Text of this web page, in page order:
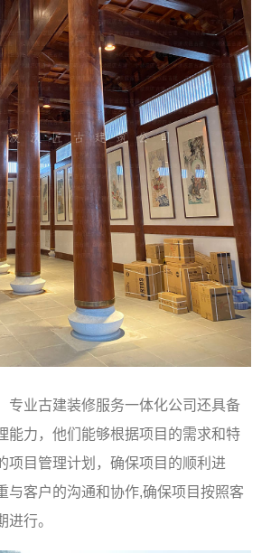
专业古建装修服务一体化公司还具备
能力，他们能够根据项目的需求和特
项目管理计划，确保项目的顺利进
与客户的沟通和协作,确保项目按照客
进行。